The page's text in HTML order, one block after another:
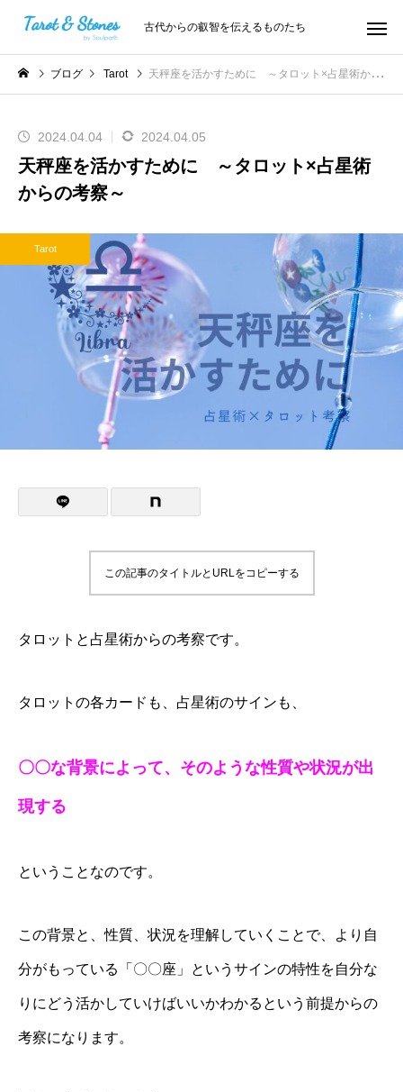
古代からの叡智を伝えるものたち
ブログ Tarot 天秤座を活かすために ～タロット×占星術からの考察～
2024.04.04 2024.04.05
天秤座を活かすために ～タロット×占星術
からの考察～
Tarot
この記事のタイトルとURLをコピーする
タロットと占星術からの考察です。
タロットの各カードも、占星術のサインも、
〇〇な背景によって、そのような性質や状況が出
現する
ということなのです。
この背景と、性質、状況を理解していくことで、より自
分がもっている「〇〇座」というサインの特性を自分な
りにどう活かしていけばいいかわかるという前提からの
考察になります。